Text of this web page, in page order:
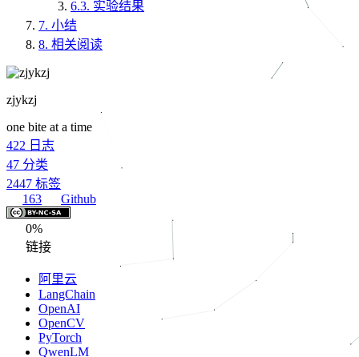
6.3. 实验结果
7. 小结
8. 相关阅读
zjykzj
one bite at a time
422 日志
47 分类
2447 标签
163
Github
0%
链接
阿里云
LangChain
OpenAI
OpenCV
PyTorch
QwenLM